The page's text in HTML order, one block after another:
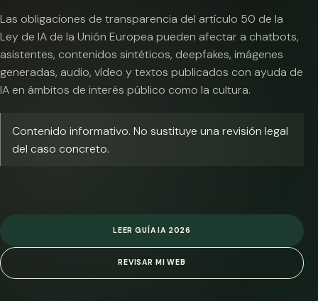
Las obligaciones de transparencia del artículo 50 de la
Ley de IA de la Unión Europea pueden afectar a chatbots,
asistentes, contenidos sintéticos, deepfakes, imágenes
generadas, audio, vídeo y textos publicados con ayuda de
IA en ámbitos de interés público como la cultura.
Contenido informativo. No sustituye una revisión legal
del caso concreto.
LEER GUÍA IA 2026
REVISAR MI WEB